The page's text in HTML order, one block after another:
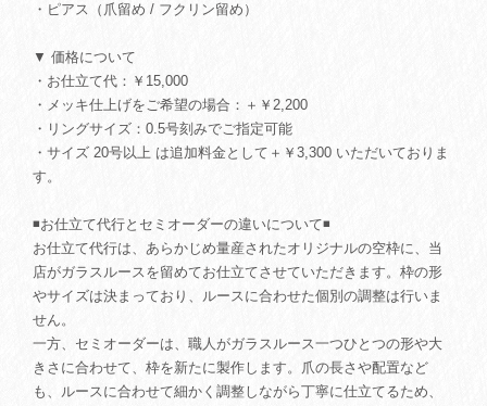
・ピアス（爪留め / フクリン留め）
▼ 価格について
・お仕立て代：￥15,000
・メッキ仕上げをご希望の場合：＋￥2,200
・リングサイズ：0.5号刻みでご指定可能
・サイズ 20号以上 は追加料金として＋￥3,300 いただいておりま
す。
◾️お仕立て代行とセミオーダーの違いについて◾️
お仕立て代行は、あらかじめ量産されたオリジナルの空枠に、当
店がガラスルースを留めてお仕立てさせていただきます。枠の形
やサイズは決まっており、ルースに合わせた個別の調整は行いま
せん。
一方、セミオーダーは、職人がガラスルース一つひとつの形や大
きさに合わせて、枠を新たに製作します。爪の長さや配置など
も、ルースに合わせて細かく調整しながら丁寧に仕立てるため、